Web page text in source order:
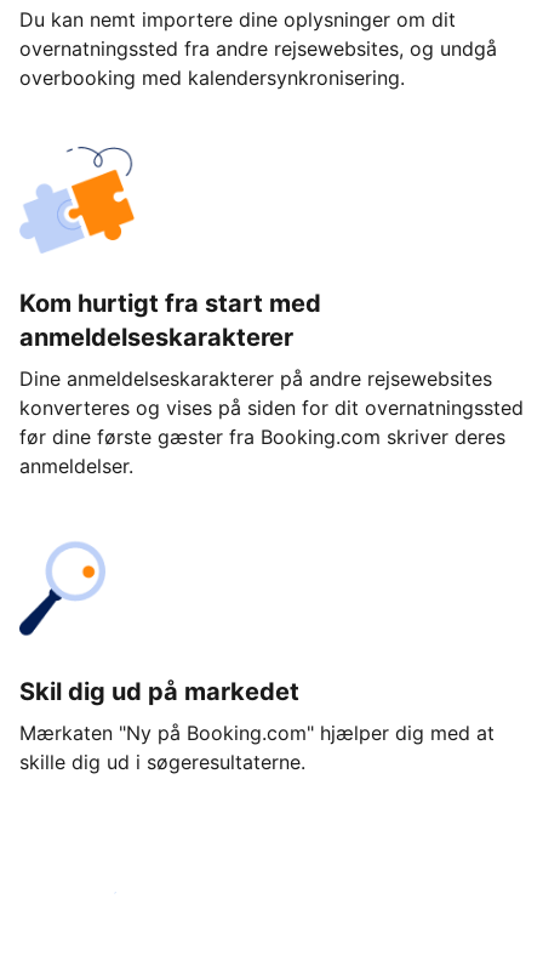
Du kan nemt importere dine oplysninger om dit
overnatningssted fra andre rejsewebsites, og undgå
overbooking med kalendersynkronisering.
Kom hurtigt fra start med
anmeldelseskarakterer
Dine anmeldelseskarakterer på andre rejsewebsites
konverteres og vises på siden for dit overnatningssted
før dine første gæster fra Booking.com skriver deres
anmeldelser.
Skil dig ud på markedet
Mærkaten "Ny på Booking.com" hjælper dig med at
skille dig ud i søgeresultaterne.
Kom i gang i dag